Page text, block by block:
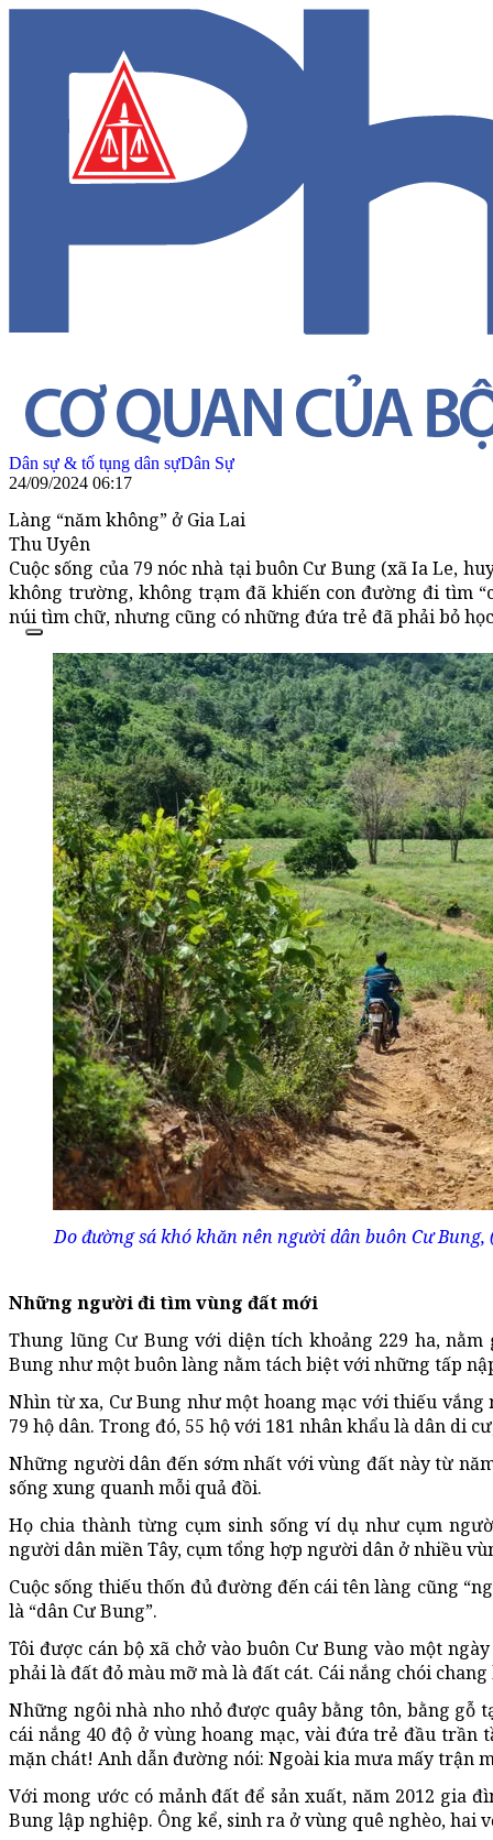
Dân sự & tố tụng dân sựDân Sự
24/09/2024 06:17
Làng “năm không” ở Gia Lai
Thu Uyên
Cuộc sống của 79 nóc nhà tại buôn Cư Bung (xã Ia Le,
không trường, không trạm đã khiến con đường đi tìm
núi tìm chữ, nhưng cũng có những đứa trẻ đã phải bỏ
Do đường sá khó khăn nên người dân buôn Cư
Những người đi tìm vùng đất mới
Thung lũng Cư Bung với diện tích khoảng 229 ha,
Bung như một buôn làng nằm tách biệt với những tấp
Nhìn từ xa, Cư Bung như một hoang mạc với thiếu
79 hộ dân. Trong đó, 55 hộ với 181 nhân khẩu là dân di
Những người dân đến sớm nhất với vùng đất này từ
sống xung quanh mỗi quả đồi.
Họ chia thành từng cụm sinh sống ví dụ như cụm
người dân miền Tây, cụm tổng hợp người dân ở nhiều
Cuộc sống thiếu thốn đủ đường đến cái tên làng cũng
là “dân Cư Bung”.
Tôi được cán bộ xã chở vào buôn Cư Bung vào một
phải là đất đỏ màu mỡ mà là đất cát. Cái nắng chói
Những ngôi nhà nho nhỏ được quây bằng tôn, bằng
cái nắng 40 độ ở vùng hoang mạc, vài đứa trẻ đầu
mặn chát! Anh dẫn đường nói: Ngoài kia mưa mấy trận
Với mong ước có mảnh đất để sản xuất, năm 2012 gia
Bung lập nghiệp. Ông kể, sinh ra ở vùng quê nghèo, hai